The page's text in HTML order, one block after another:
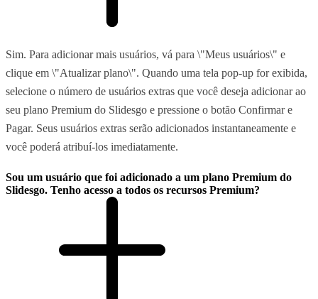
Sim. Para adicionar mais usuários, vá para \"Meus usuários\" e
clique em \"Atualizar plano\". Quando uma tela pop-up for exibida,
selecione o número de usuários extras que você deseja adicionar ao
seu plano Premium do Slidesgo e pressione o botão Confirmar e
Pagar. Seus usuários extras serão adicionados instantaneamente e
você poderá atribuí-los imediatamente.
Sou um usuário que foi adicionado a um plano Premium do
Slidesgo. Tenho acesso a todos os recursos Premium?